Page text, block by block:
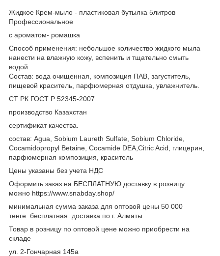
Жидкое Крем-мыло - пластиковая бутылка 5литров
Профессиональное
с ароматом- ромашка
Способ применения: небольшое количество жидкого мыла
нанести на влажную кожу, вспенить и тщательно смыть
водой.
Состав: вода очищенная, композиция ПАВ, загуститель,
пищевой краситель, парфюмерная отдушка, увлажнитель.
СТ РК ГОСТ Р 52345-2007
производство Казахстан
сертификат качества.
состав: Agua, Sobium Laureth Sulfate, Sobium Chloride,
Cocamidopropyl Betaine, Cocamide DEA,Citric Acid, глицерин,
парфюмерная композиция, краситель
Цены указаны без учета НДС
Оформить заказ на БЕСПЛАТНУЮ доставку в розницу
можно https://www.snabday.shop/
минимальная сумма заказа для оптовой цены 50 000
тенге бесплатная доставка по г. Алматы
Товар в розницу по оптовой цене можно приобрести на
складе
ул. 2-Гончарная 145а